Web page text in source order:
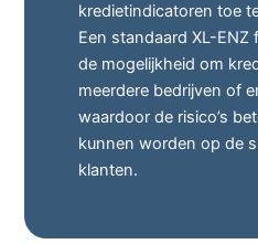
kredietindicatoren toe
Een standaard XL-
de mogelijkheid om
meerdere bedrijven of
waardoor de risico’s
kunnen worden op de
klanten.